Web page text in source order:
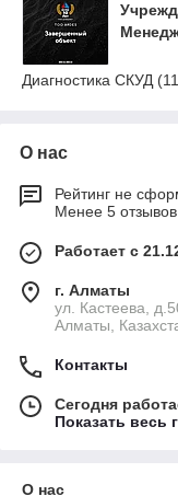
Диагностика СКУД
О нас
Рейтинг не
Менее 5
Работает с
г. Алматы
ул. Кастеева,
Алматы,
Контакты
Сегодня
Показать весь
О нас